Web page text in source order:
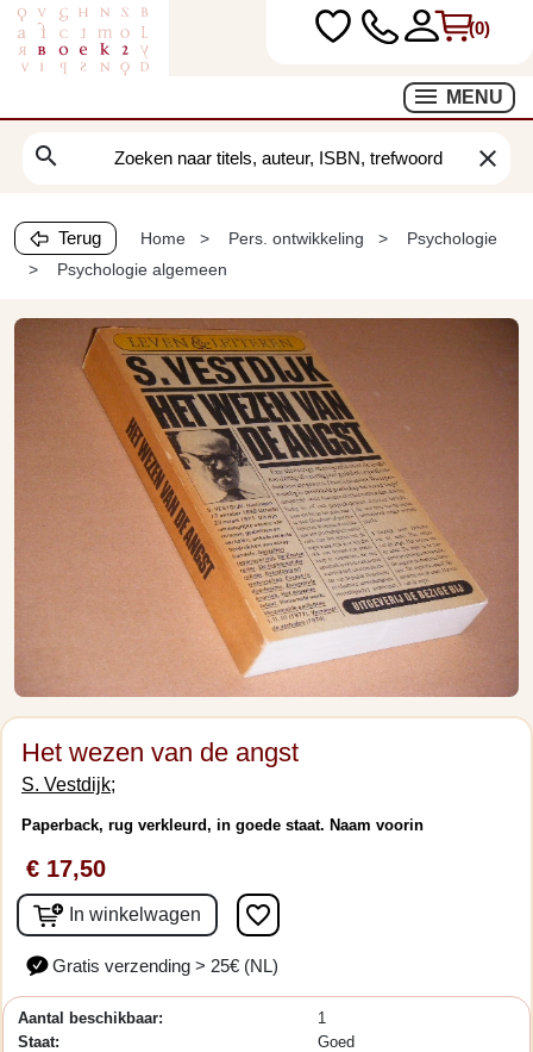
(0)
MENU
search clear
Terug Home Pers. ontwikkeling
Psychologie
Psychologie algemeen
Het wezen van de angst
S. Vestdijk;
Paperback, rug verkleurd, in goede staat. Naam voorin
€ 17,50
In winkelwagen favorite_border
Gratis verzending > 25€ (NL)
Aantal beschikbaar:
1
Staat:
Goed